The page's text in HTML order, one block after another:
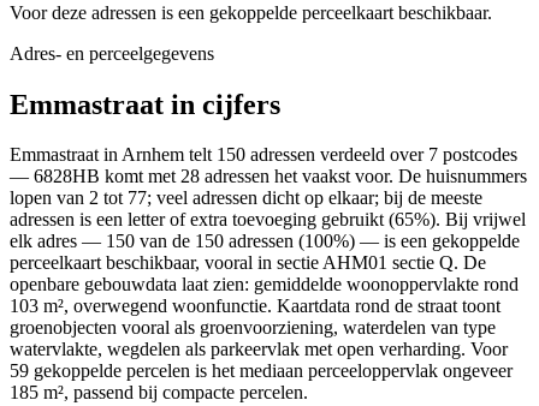
Voor deze adressen is een gekoppelde perceelkaart beschikbaar.
Adres- en perceelgegevens
Emmastraat in cijfers
Emmastraat in Arnhem telt 150 adressen verdeeld over 7 postcodes
— 6828HB komt met 28 adressen het vaakst voor. De huisnummers
lopen van 2 tot 77; veel adressen dicht op elkaar; bij de meeste
adressen is een letter of extra toevoeging gebruikt (65%). Bij vrijwel
elk adres — 150 van de 150 adressen (100%) — is een gekoppelde
perceelkaart beschikbaar, vooral in sectie AHM01 sectie Q. De
openbare gebouwdata laat zien: gemiddelde woonoppervlakte rond
103 m², overwegend woonfunctie. Kaartdata rond de straat toont
groenobjecten vooral als groenvoorziening, waterdelen van type
watervlakte, wegdelen als parkeervlak met open verharding. Voor
59 gekoppelde percelen is het mediaan perceeloppervlak ongeveer
185 m², passend bij compacte percelen.